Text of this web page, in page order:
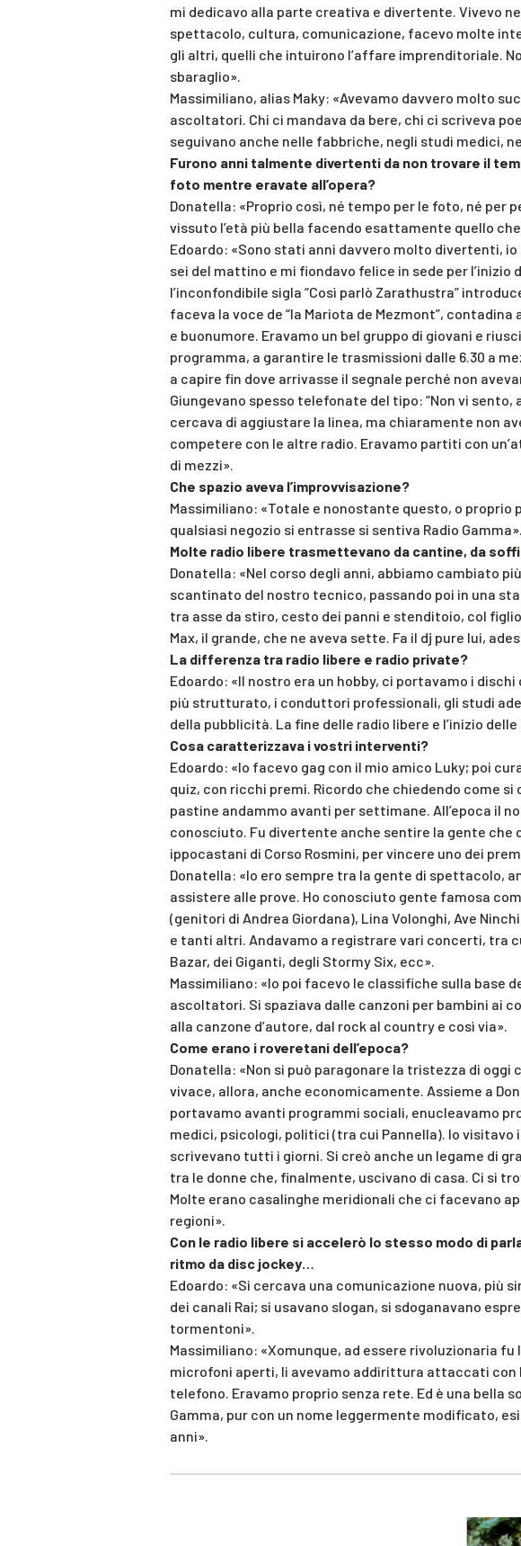
mi dedicavo alla parte creativa e divertente. Vivevo
spettacolo, cultura, comunicazione, facevo molte
gli altri, quelli che intuirono l’affare imprenditoriale.
sbaraglio».
Massimiliano, alias Maky: «Avevamo davvero molto
ascoltatori. Chi ci mandava da bere, chi ci scriveva
seguivano anche nelle fabbriche, negli studi medici,
Furono anni talmente divertenti da non trovare il
foto mentre eravate all’opera?
Donatella: «Proprio così, né tempo per le foto, né per
vissuto l’età più bella facendo esattamente quello
Edoardo: «Sono stati anni davvero molto divertenti,
sei del mattino e mi fiondavo felice in sede per l’inizio
l’inconfondibile sigla “Così parlò Zarathustra”
faceva la voce de “la Mariota de Mezmont”,
e buonumore. Eravamo un bel gruppo di giovani e
programma, a garantire le trasmissioni dalle 6.30 a
a capire fin dove arrivasse il segnale perché non
Giungevano spesso telefonate del tipo: “Non vi sento,
cercava di aggiustare la linea, ma chiaramente non
competere con le altre radio. Eravamo partiti con
di mezzi».
Che spazio aveva l’improvvisazione?
Massimiliano: «Totale e nonostante questo, o proprio
qualsiasi negozio si entrasse si sentiva Radio Gamma».
Molte radio libere trasmettevano da cantine, da
Donatella: «Nel corso degli anni, abbiamo cambiato
scantinato del nostro tecnico, passando poi in una
tra asse da stiro, cesto dei panni e stenditoio, col
Max, il grande, che ne aveva sette. Fa il dj pure lui,
La differenza tra radio libere e radio private?
Edoardo: «Il nostro era un hobby, ci portavamo i
più strutturato, i conduttori professionali, gli studi
della pubblicità. La fine delle radio libere e l’inizio
Cosa caratterizzava i vostri interventi?
Edoardo: «Io facevo gag con il mio amico Luky; poi
quiz, con ricchi premi. Ricordo che chiedendo come
pastine andammo avanti per settimane. All’epoca il
conosciuto. Fu divertente anche sentire la gente che
ippocastani di Corso Rosmini, per vincere uno dei
Donatella: «Io ero sempre tra la gente di spettacolo,
assistere alle prove. Ho conosciuto gente famosa
(genitori di Andrea Giordana), Lina Volonghi, Ave
e tanti altri. Andavamo a registrare vari concerti, tra
Bazar, dei Giganti, degli Stormy Six, ecc».
Massimiliano: «Io poi facevo le classifiche sulla base
ascoltatori. Si spaziava dalle canzoni per bambini ai
alla canzone d’autore, dal rock al country e così via».
Come erano i roveretani dell’epoca?
Donatella: «Non si può paragonare la tristezza di oggi
vivace, allora, anche economicamente. Assieme a
portavamo avanti programmi sociali, enucleavamo
medici, psicologi, politici (tra cui Pannella). Io
scrivevano tutti i giorni. Si creò anche un legame di
tra le donne che, finalmente, uscivano di casa. Ci si
Molte erano casalinghe meridionali che ci facevano
regioni».
Con le radio libere si accelerò lo stesso modo di
ritmo da disc jockey…
Edoardo: «Si cercava una comunicazione nuova, più
dei canali Rai; si usavano slogan, si sdoganavano
tormentoni».
Massimiliano: «Xomunque, ad essere rivoluzionaria
microfoni aperti, li avevamo addirittura attaccati con
telefono. Eravamo proprio senza rete. Ed è una bella
Gamma, pur con un nome leggermente modificato,
anni».